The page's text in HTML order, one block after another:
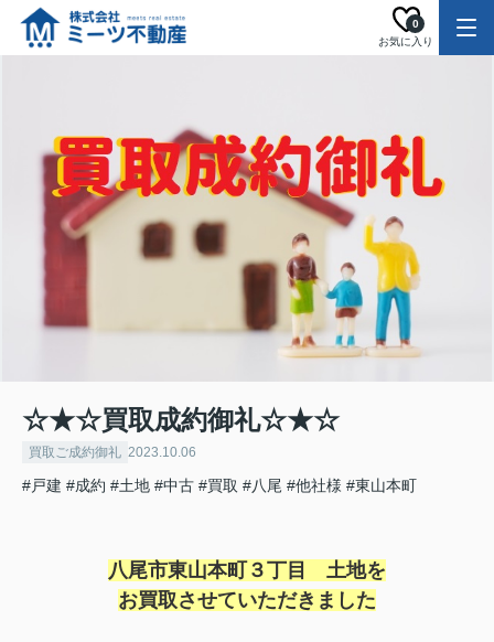
お気に入り
0
☆★☆買取成約御礼☆★☆
買取ご成約御礼 2023.10.06
#戸建 #成約 #土地 #中古 #買取 #八尾 #他社様 #東山本町
八尾市東山本町３丁目 土地を
お買取させていただきました